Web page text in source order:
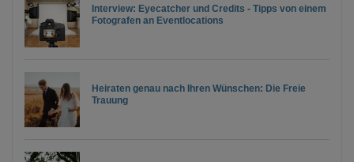
Interview: Eyecatcher und Credits - Tipps von einem
Fotografen an Eventlocations
Heiraten genau nach Ihren Wünschen: Die Freie
Trauung